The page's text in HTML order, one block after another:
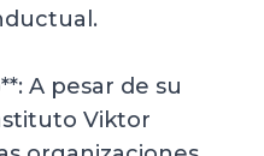
A pesar de su
Viktor